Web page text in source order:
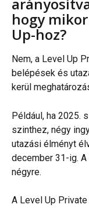
hogy
Up-hoz?
Nem, a Level Up
belépések és
kerül
Például, ha 2025.
szinthez, négy
utazási élményt
december 31-ig.
négyre.
A Level Up